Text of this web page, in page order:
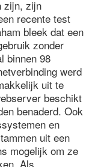
zijn, zijn
recente test
bleek dat een
zonder
binnen 98
werd
uit te
beschikt
benaderd. Ook
en
uit een
mogelijk om ze
Als